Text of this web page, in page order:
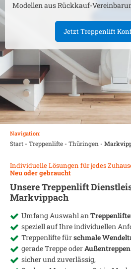
Modellen aus Rückkauf-
Jetzt Treppenlift
Navigation:
Start- Treppenlifte- Thüringen -
Individuelle Lösungen für jedes
Neu oder gebraucht
Unsere Treppenlift
Markvippach
Umfang Auswahl an
speziell auf Ihre individuellen
Treppenlifte fürschmale
gerade Treppe oderAußentreppen
sicher und zuverlässig,